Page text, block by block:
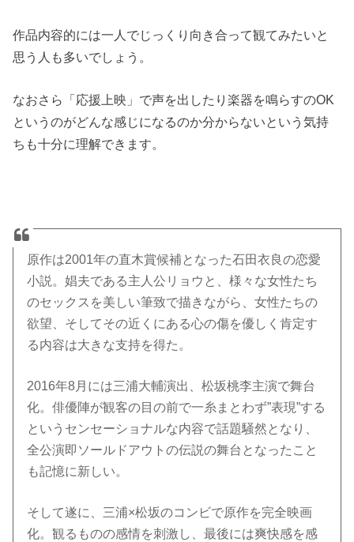
作品内容的には一人でじっくり向き合って観てみたいと
思う人も多いでしょう。
なおさら「応援上映」で声を出したり楽器を鳴らすのOK
というのがどんな感じになるのか分からないという気持
ちも十分に理解できます。
原作は2001年の直木賞候補となった石田衣良の恋愛
小説。娼夫である主人公リョウと、様々な女性たち
のセックスを美しい筆致で描きながら、女性たちの
欲望、そしてその近くにある心の傷を優しく肯定す
る内容は大きな支持を得た。
2016年8月には三浦大輔演出、松坂桃李主演で舞台
化。俳優陣が観客の目の前で一糸まとわず”表現”する
というセンセーショナルな内容で話題騒然となり、
全公演即ソールドアウトの伝説の舞台となったこと
も記憶に新しい。
そして遂に、三浦×松坂のコンビで原作を完全映画
化。観るものの感情を刺激し、最後には爽快感を感